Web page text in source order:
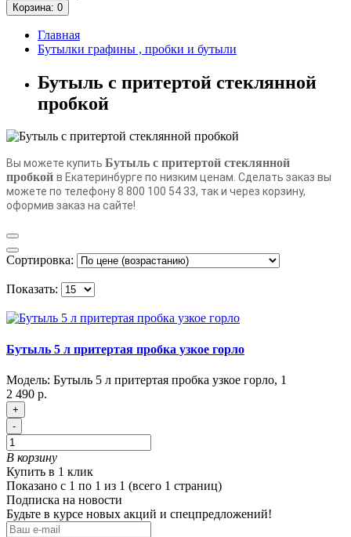
Корзина: 0
Главная
Бутылки графины , пробки и бутыли
Бутыль с притертой стеклянной
пробкой
Вы можете купить Бутыль с притертой стеклянной
пробкой в Екатеринбурге по низким ценам. Сделать заказ вы
можете по телефону 8 800 100 54 33, так и через корзину,
оформив заказ на сайте!
Сортировка:
Показать:
Бутыль 5 л притертая пробка узкое горло
Модель: Бутыль 5 л притертая пробка узкое горло, 1
2 490 р.
+
-
В корзину
Купить в 1 клик
Показано с 1 по 1 из 1 (всего 1 страниц)
Подписка на новости
Будьте в курсе новых акций и спецпредложений!